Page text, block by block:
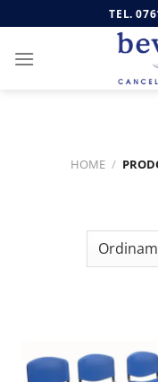
ai
contenuti
TEL.
HOME /